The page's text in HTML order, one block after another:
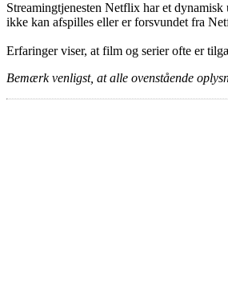
Streamingtjenesten Netflix har et
ikke kan afspilles eller er forsvundet fra
Erfaringer viser, at film og serier ofte er
Bemærk venligst, at alle ovenstående